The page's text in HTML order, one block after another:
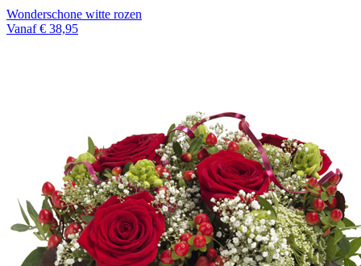
Wonderschone witte rozen
Vanaf € 38,95